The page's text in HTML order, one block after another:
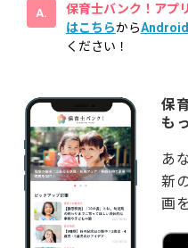
保育士バンク！アプリ
はこちらからAndroid
ください！
保
も
あ
新
画